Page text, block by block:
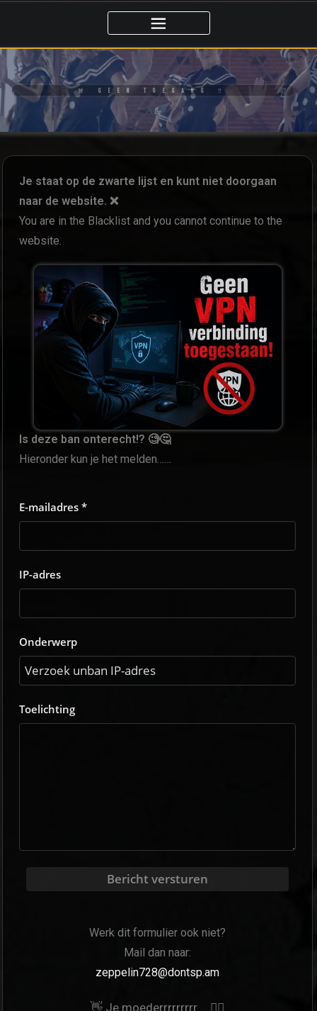
🚨 GEEN TOEGANG ‼️
Je staat op de zwarte lijst en kunt niet doorgaan
naar de website. ❌
You are in the Blacklist and you cannot continue to the
website.
Is deze ban onterecht!? 🧐🤔
Hieronder kun je het melden……
E-mailadres *
IP-adres
Onderwerp
Toelichting
Bericht versturen
Werk dit formulier ook niet?
Mail dan naar:
zeppelin728@dontsp.am
👋 Je moederrrrrrrrr…. 🙋‍♀